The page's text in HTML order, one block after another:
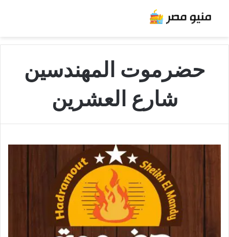
حضرموت المهندسين
شارع العشرين